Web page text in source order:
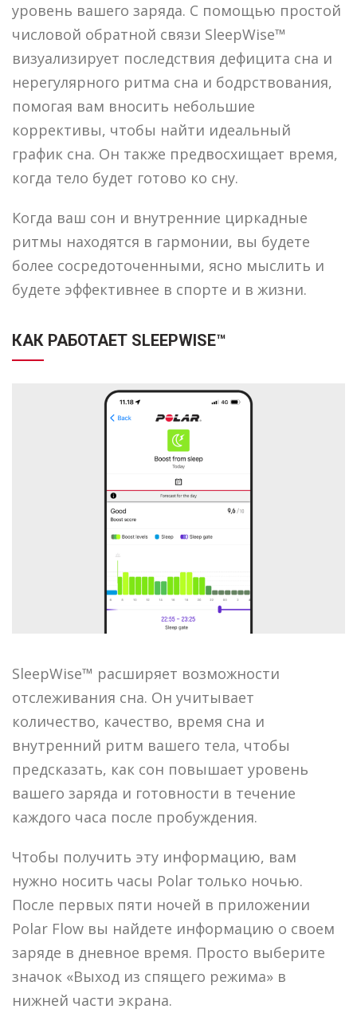
уровень вашего заряда. С помощью простой
числовой обратной связи SleepWise™
визуализирует последствия дефицита сна и
нерегулярного ритма сна и бодрствования,
помогая вам вносить небольшие
коррективы, чтобы найти идеальный
график сна. Он также предвосхищает время,
когда тело будет готово ко сну.
Когда ваш сон и внутренние циркадные
ритмы находятся в гармонии, вы будете
более сосредоточенными, ясно мыслить и
будете эффективнее в спорте и в жизни.
КАК РАБОТАЕТ SLEEPWISE™
SleepWise™ расширяет возможности
отслеживания сна. Он учитывает
количество, качество, время сна и
внутренний ритм вашего тела, чтобы
предсказать, как сон повышает уровень
вашего заряда и готовности в течение
каждого часа после пробуждения.
Чтобы получить эту информацию, вам
нужно носить часы Polar только ночью.
После первых пяти ночей в приложении
Polar Flow вы найдете информацию о своем
заряде в дневное время. Просто выберите
значок «Выход из спящего режима» в
нижней части экрана.